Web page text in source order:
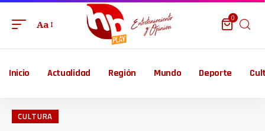
Aa
0
Inicio Actualidad Región Mundo Deporte
CULTURA